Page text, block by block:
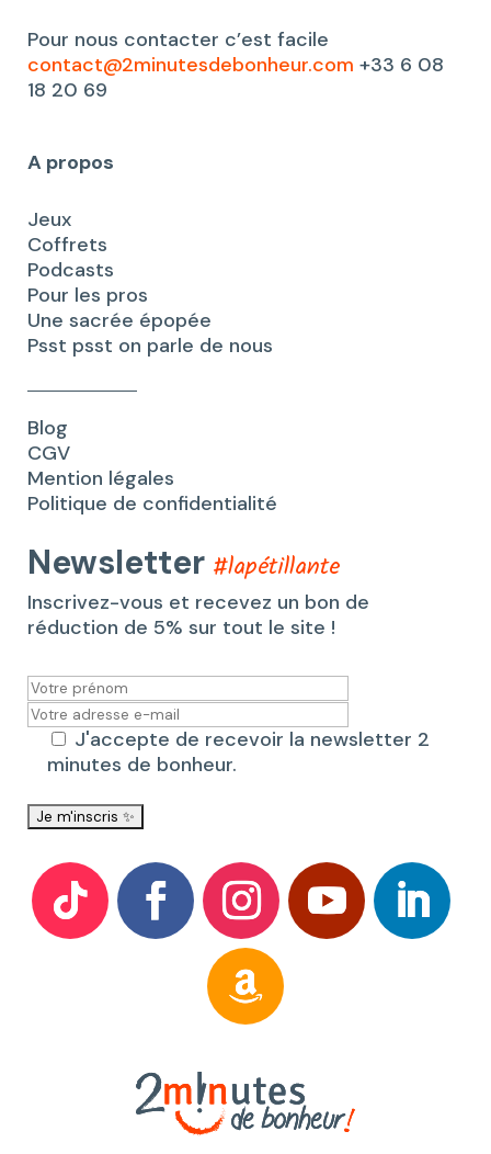
Pour nous contacter c’est facile
contact@2minutesdebonheur.com +33 6 08
18 20 69
A propos
Jeux
Coffrets
Podcasts
Pour les pros
Une sacrée épopée
Psst psst on parle de nous
Blog
CGV
Mention légales
Politique de confidentialité
Newsletter #lapétillante
Inscrivez-vous et recevez un bon de
réduction de 5% sur tout le site !
J'accepte de recevoir la newsletter 2
minutes de bonheur.